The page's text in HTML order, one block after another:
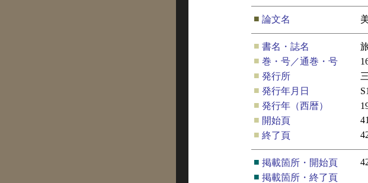
■ 論文名
■ 書名・誌名
■ 巻・号／通巻・号
■ 発行所
■ 発行年月日
■ 発行年（西暦）
■ 開始頁
41
■ 終了頁
■ 掲載箇所・開始頁
■ 掲載箇所・終了頁